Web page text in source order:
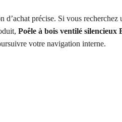
d’achat précise. Si vous recherchez
Poêle à bois ventilé
votre navigation interne.